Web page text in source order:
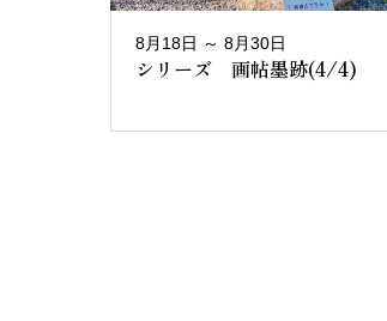
8月18日 ～ 8月30日
シリーズ 画帖墨跡(4/4)